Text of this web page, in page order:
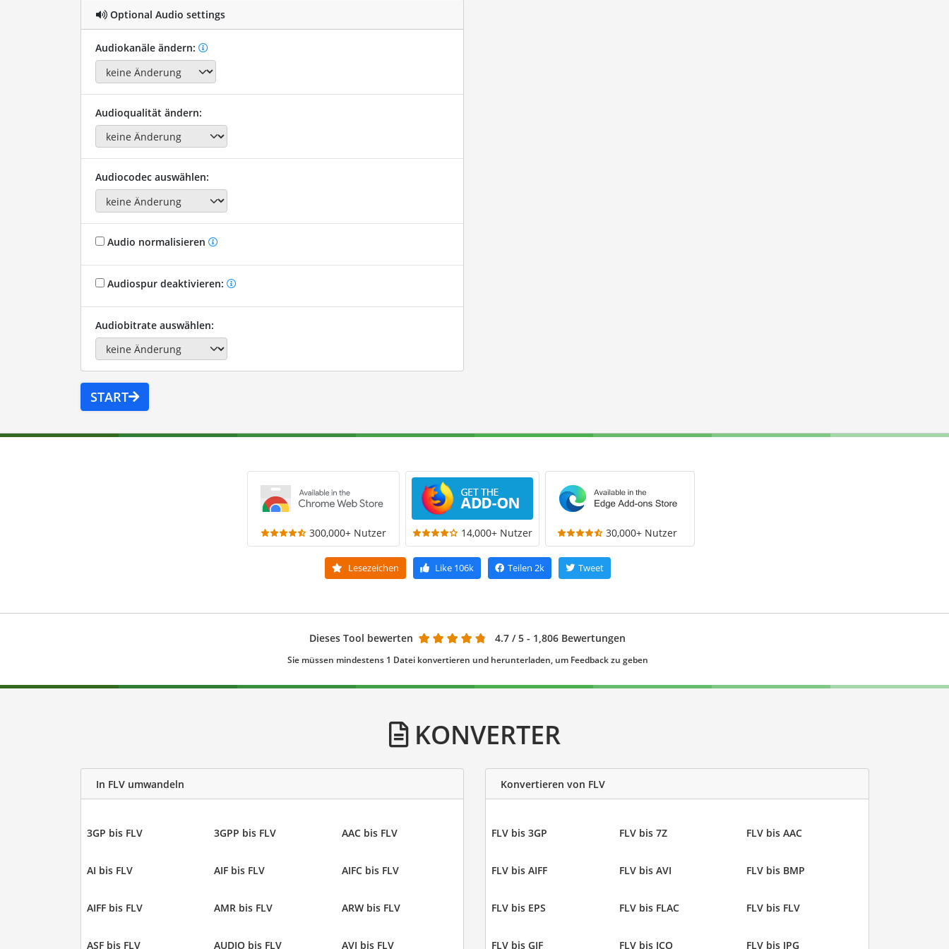
Optional Audio settings
Audiokanäle ändern:
Audioqualität ändern:
Audiocodec auswählen:
Audio normalisieren
Audiospur deaktivieren:
Audiobitrate auswählen:
START
300,000+ Nutzer 14,000+ Nutzer 30,000+ Nutzer
Lesezeichen Like106k Teilen 2k Tweet
Dieses Tool bewerten 4.7 / 5 - 1,806 Bewertungen
Sie müssen mindestens 1 Datei konvertieren und herunterladen, um Feedback zu geben
KONVERTER
In FLV umwandeln
3GP bis FLV 3GPP bis FLV AAC bis FLV
AI bis FLV AIF bis FLV AIFC bis FLV
AIFF bis FLV AMR bis FLV ARW bis FLV
ASF bis FLV AUDIO bis FLV AVI bis FLV
Konvertieren von FLV
FLV bis 3GP FLV bis 7Z FLV bis AAC
FLV bis AIFF FLV bis AVI FLV bis BMP
FLV bis EPS FLV bis FLAC FLV bis FLV
FLV bis GIF FLV bis ICO FLV bis JPG